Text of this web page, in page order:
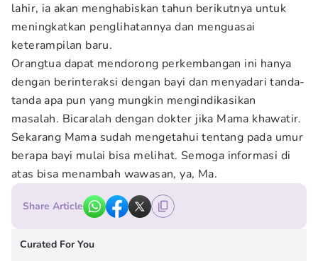
lahir, ia akan menghabiskan tahun berikutnya untuk
meningkatkan penglihatannya dan menguasai
keterampilan baru.
Orangtua dapat mendorong perkembangan ini hanya
dengan berinteraksi dengan bayi dan menyadari tanda-
tanda apa pun yang mungkin mengindikasikan
masalah. Bicaralah dengan dokter jika Mama khawatir.
Sekarang Mama sudah mengetahui tentang pada umur
berapa bayi mulai bisa melihat. Semoga informasi di
atas bisa menambah wawasan, ya, Ma.
Share Article
Curated For You